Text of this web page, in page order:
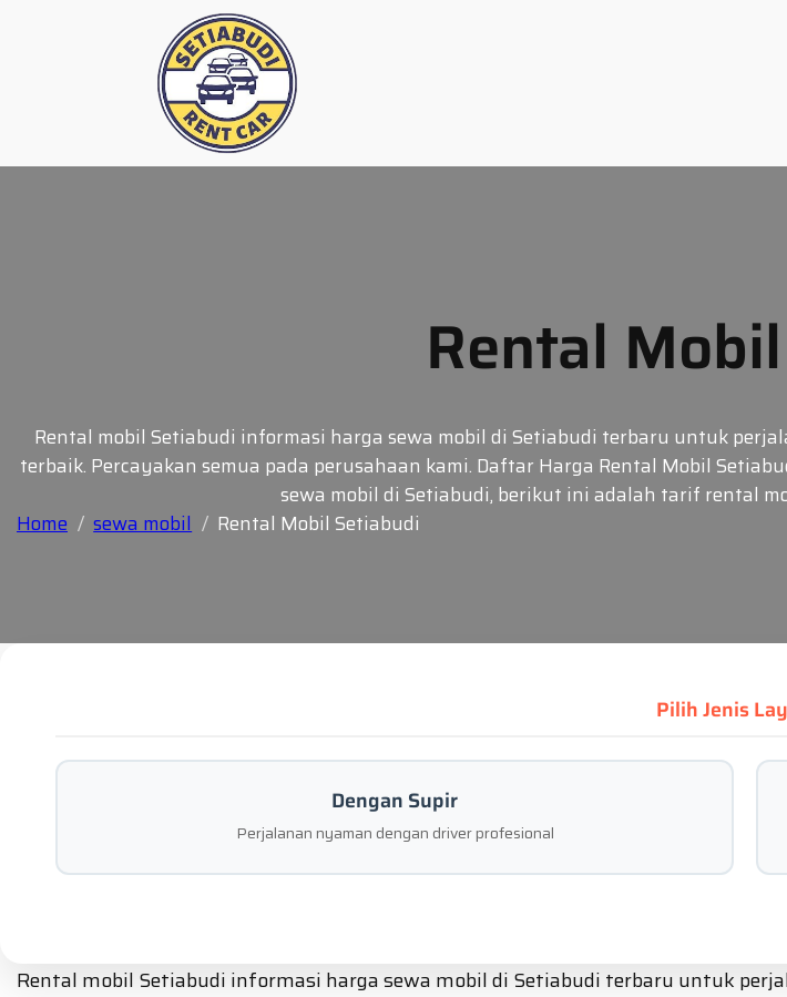
Rental
Rental mobil Setiabudi informasi harga sewa mobil di Setiabudi terbaru untuk
terbaik. Percayakan semua pada perusahaan kami. Daftar Harga Rental Mobil
sewa mobil di Setiabudi, berikut ini adalah tarif rental
Home
sewa mobil Rental Mobil Setiabudi
Pilih Jenis
Dengan Supir
Perjalanan nyaman dengan driver profesional
Rental mobil Setiabudi informasi harga sewa mobil di Setiabudi terbaru untuk